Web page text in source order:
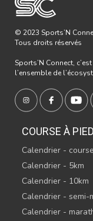
© 2023 Sports’N
Tous droits réservés
Sports’N Connect,
l’ensemble de
COURSE À PIED
Calendrier -
Calendrier - 5km
Calendrier - 10km
Calendrier - semi-
Calendrier -